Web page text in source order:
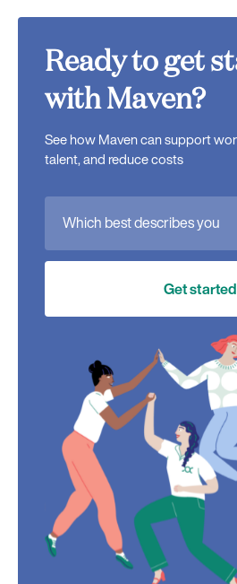
Ready to get
with Maven?
See how Maven can support
talent, and reduce costs
Which best describes you
Get started